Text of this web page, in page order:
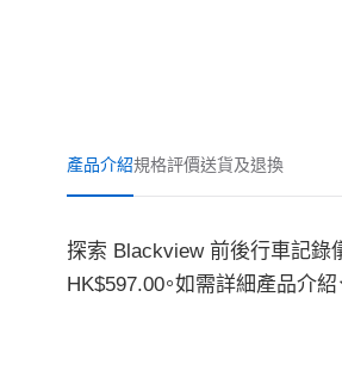
產品介紹規格評價送貨及退換
探索 Blackview 前後行車記錄
HK$597.00。如需詳細產品介